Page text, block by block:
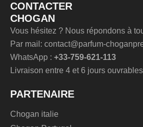
CONTACTER
CHOGAN
Vous hésitez ? Nous répondons à
Par mail: contact@parfum-
WhatsApp : +33-759-621-113
Livraison entre 4 et 6 jours ouvrables
PARTENAIRE
Chogan italie